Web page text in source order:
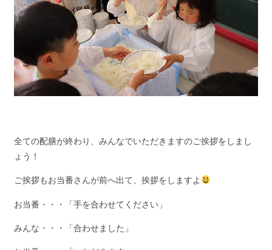
全ての配膳が終わり、みんなでいただきますのご挨拶をしまし
ょう！
ご挨拶もお当番さんが前へ出て、挨拶をしますよ
お当番・・・「手を合わせてください」
みんな・・・「合わせました」